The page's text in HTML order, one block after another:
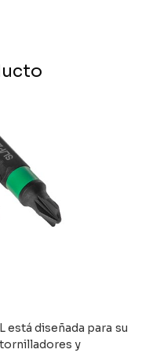
está diseñada para su
y